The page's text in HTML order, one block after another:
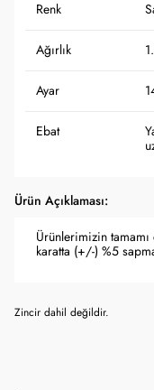
Renk
Ağırlık
Ayar
Ebat
Ürün Açıklaması:
Ürünlerimizin
karatta (+/-) %5
Zincir dahil değildir.